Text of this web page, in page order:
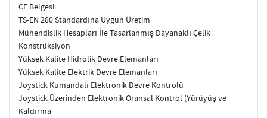
CE Belgesi
TS-EN 280 Standardına Uygun Üretim
Mühendislik Hesapları İle Tasarlanmış Dayanaklı Çelik
Konstrüksiyon
Yüksek Kalite Hidrolik Devre Elemanları
Yüksek Kalite Elektrik Devre Elemanları
Joystick Kumandalı Elektronik Devre Kontrolü
Joystick Üzerinden Elektronik Oransal Kontrol (Yürüyüş ve
Kaldırma